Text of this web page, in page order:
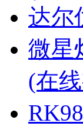
达尔
微星
(在